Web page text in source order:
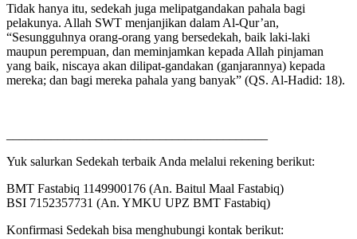
Tidak hanya itu, sedekah juga melipatgandakan pahala bagi
pelakunya. Allah SWT menjanjikan dalam Al-Qur’an,
“Sesungguhnya orang-orang yang bersedekah, baik laki-laki
maupun perempuan, dan meminjamkan kepada Allah pinjaman
yang baik, niscaya akan dilipat-gandakan (ganjarannya) kepada
mereka; dan bagi mereka pahala yang banyak” (QS. Al-Hadid: 18).
Yuk salurkan Sedekah terbaik Anda melalui rekening berikut:
BMT Fastabiq 1149900176 (An. Baitul Maal Fastabiq)
BSI 7152357731 (An. YMKU UPZ BMT Fastabiq)
Konfirmasi Sedekah bisa menghubungi kontak berikut: